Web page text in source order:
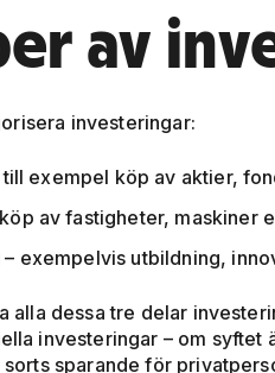
av
investeringar:
till exempel köp av aktier,
av fastigheter, maskiner
– exempelvis utbildning,
alla dessa tre delar
investeringar – om syftet
sparande för